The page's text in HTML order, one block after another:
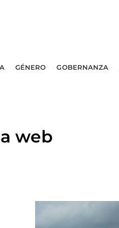
GÉNERO GOBERNANZA
web